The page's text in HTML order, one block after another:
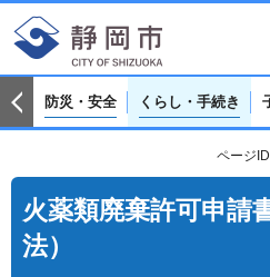
防災・安全 くらし・手続き
ページ
火薬類廃棄許可申請
法）